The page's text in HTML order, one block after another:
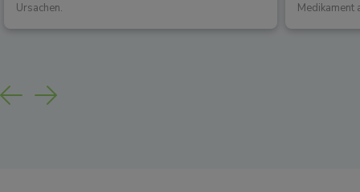
Ursachen.
Medikament
Previous
Next